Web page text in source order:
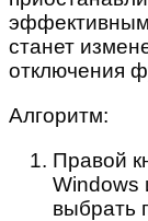
станет
отключения
Алгоритм:
Правой
Windows
выбрать